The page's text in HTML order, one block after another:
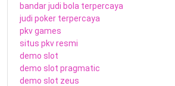
bandar judi bola terpercaya
judi poker terpercaya
pkv games
situs pkv resmi
demo slot
demo slot pragmatic
demo slot zeus